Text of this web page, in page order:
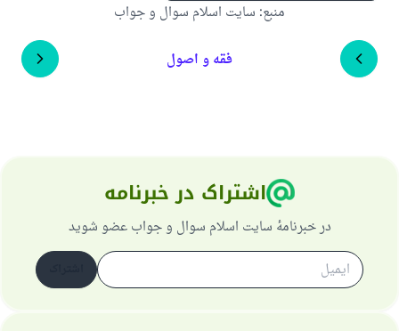
منبع: سایت اسلام سوال و جواب
فقه و اصول
اشتراک در خبرنامه
در خبرنامهٔ سایت اسلام سوال و جواب عضو شوید